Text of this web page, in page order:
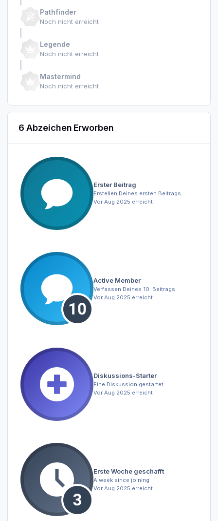
Pathfinder
Noch nicht erreicht
Legende
Noch nicht erreicht
Mastermind
Noch nicht erreicht
6 Abzeichen Erworben
Erster Beitrag
Erstellen Deines ersten Beitrags
Vor Aug 2025 erreicht
Active Member
Verfassen Deines 10. Beitrags
Vor Aug 2025 erreicht
Diskussions-Starter
Eine Diskussion gestartet
Vor Aug 2025 erreicht
Erste Woche geschafft
A week since joining
Vor Aug 2025 erreicht